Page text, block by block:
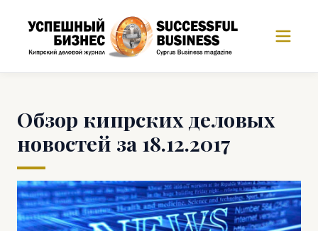
Обзор кипрских деловых
новостей за 18.12.2017